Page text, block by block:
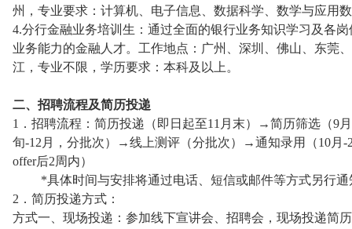
州，专业要求：计算机、电子信息、数据科学、数学与应用
4.分行金融业务培训生：通过全面的银行业务知识学习及各
业务能力的金融人才。工作地点：广州、深圳、佛山、东莞
江，专业不限，学历要求：本科及以上。
二、招聘流程及简历投递
1．招聘流程：简历投递（即日起至11月末）→简历筛选（9
旬-12月，分批次）→线上测评（分批次）→通知录用（10月
offer后2周内）
*具体时间与安排将通过电话、短信或邮件等方式另行通
2．简历投递方式：
方式一、现场投递：参加线下宣讲会、招聘会，现场投递简